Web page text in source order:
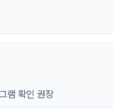
램 확인 권장